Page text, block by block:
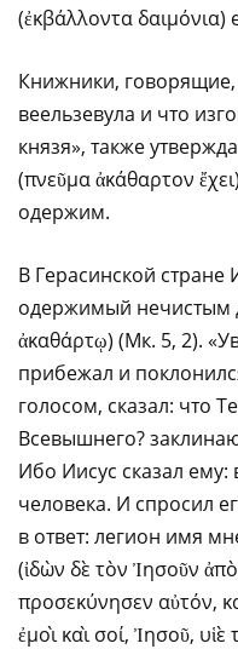
(ἐκβάλλοντα
Книжники, говорящие,
веельзевула и что
князя», также
(πνεῦμα ἀκάθαρτον
одержим.
В Герасинской стране
одержимый нечистым
ἀκαθάρτῳ) (Мк. 5, 2).
прибежал и
голосом, сказал: что
Всевышнего?
Ибо Иисус сказал ему:
человека. И спросил
в ответ: легион имя
(ἰδὼν δὲ τὸν Ἰησοῦν
προσεκύνησεν αὐτόν,
ἐμοὶ καὶ σοί, Ἰησοῦ,